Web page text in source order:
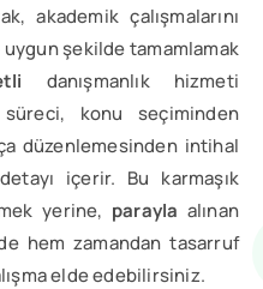
akademik çalışmalarını
şekilde tamamlamak
danışmanlık hizmeti
konu seçiminden
düzenlemesinden intihal
içerir. Bu karmaşık
yerine, parayla alınan
hem zamandan tasarruf
elde edebilirsiniz.